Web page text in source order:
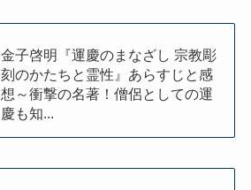
金子啓明『運慶のまなざし 宗教彫
刻のかたちと霊性』あらすじと感
想～衝撃の名著！僧侶としての運
慶も知...